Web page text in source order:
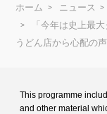
ホーム ニュース
「今年は史上最
うどん店から心配の声
This programme
and other material